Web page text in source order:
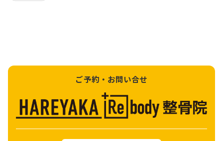
ご予約・お問い合せ